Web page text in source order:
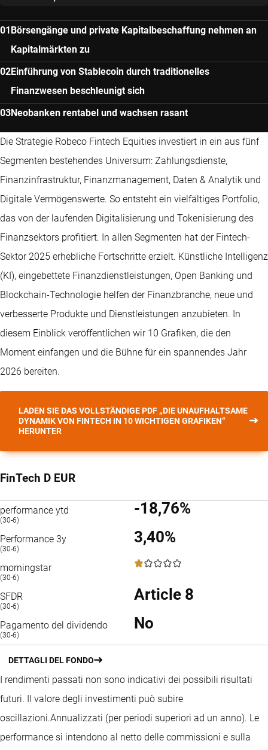
Börsengänge und private Kapitalbeschaffung nehmen an
Kapitalmärkten zu
Einführung von Stablecoin durch traditionelles
Finanzwesen beschleunigt sich
Neobanken rentabel und wachsen rasant
Die Strategie Robeco Fintech Equities investiert in ein aus fünf
Segmenten bestehendes Universum: Zahlungsdienste,
Finanzinfrastruktur, Finanzmanagement, Daten & Analytik und
Digitale Vermögenswerte. So entsteht ein vielfältiges Portfolio,
das von der laufenden Digitalisierung und Tokenisierung des
Finanzsektors profitiert. In allen Segmenten hat der Fintech-
Sektor 2025 erhebliche Fortschritte erzielt. Künstliche Intelligenz
(KI), eingebettete Finanzdienstleistungen, Open Banking und
Blockchain-Technologie helfen der Finanzbranche, neue und
verbesserte Produkte und Dienstleistungen anzubieten. In
diesem Einblick veröffentlichen wir 10 Grafiken, die den
Moment einfangen und die Bühne für ein spannendes Jahr
2026 bereiten.
LADEN SIE DAS VOLLSTÄNDIGE PDF „DIE UNAUFHALTSAME
DYNAMIK VON FINTECH IN 10 WICHTIGEN GRAFIKEN“
HERUNTER
FinTech D EUR
performance ytd
(30-6)
-18,76%
Performance 3y
(30-6)
3,40%
morningstar
(30-6)
1 / 5
SFDR
(30-6)
Article 8
Pagamento del dividendo
(30-6)
No
DETTAGLI DEL FONDO
I rendimenti passati non sono indicativi dei possibili risultati
futuri. Il valore degli investimenti può subire
oscillazioni.Annualizzati (per periodi superiori ad un anno). Le
performance si intendono al netto delle commissioni e sulla